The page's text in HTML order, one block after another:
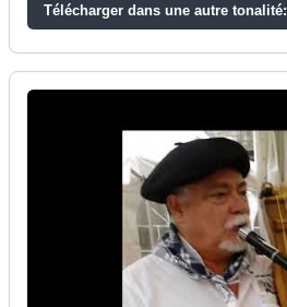
Télécharger dans une autre tonalité: